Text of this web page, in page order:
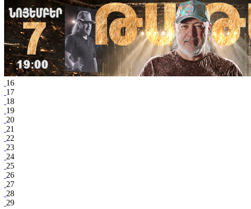
16
17
18
19
20
21
22
23
24
25
26
27
28
29